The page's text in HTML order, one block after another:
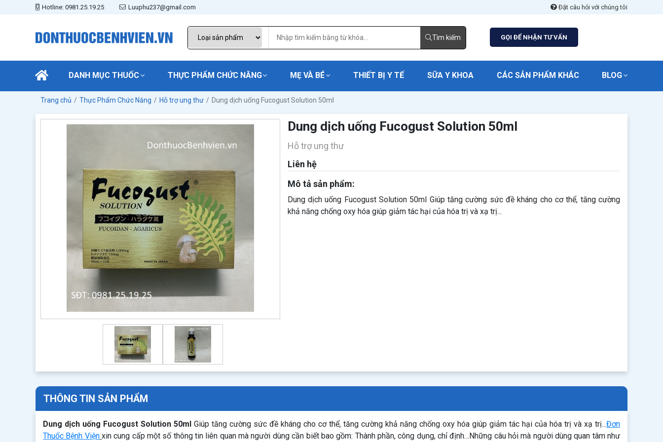
Hotline: 0981.25.19.25 Luuphu237@gmail.com Đặt câu hỏi với chúng tôi
Tìm kiếm GỌI ĐỂ NHẬN TƯ VẤN
DANH MỤC THUỐC THỰC PHẨM CHỨC NĂNG MẸ VÀ BÉ THIẾT BỊ Y TẾ SỮA Y KHOA CÁC SẢN PHẨM KHÁC BLOG
Trang chủ Thực Phẩm Chức Năng Hỗ trợ ung thư Dung dịch uống Fucogust Solution 50ml
Dung dịch uống Fucogust Solution 50ml
Hỗ trợ ung thư
Liên hệ
Mô tả sản phẩm:
Dung dịch uống Fucogust Solution 50ml Giúp tăng cường sức đề kháng cho cơ thể, tăng cường
khả năng chống oxy hóa giúp giảm tác hại của hóa trị và xạ trị...
THÔNG TIN SẢN PHẨM
Dung dịch uống Fucogust Solution 50ml Giúp tăng cường sức đề kháng cho cơ thể, tăng cường khả năng chống oxy hóa giúp giảm tác hại của hóa trị và xạ trị...Đơn
Thuốc Bệnh Viện xin cung cấp một số thông tin liên quan mà người dùng cần biết bao gồm: Thành phần, công dụng, chỉ định…Những câu hỏi mà người dùng quan tâm như